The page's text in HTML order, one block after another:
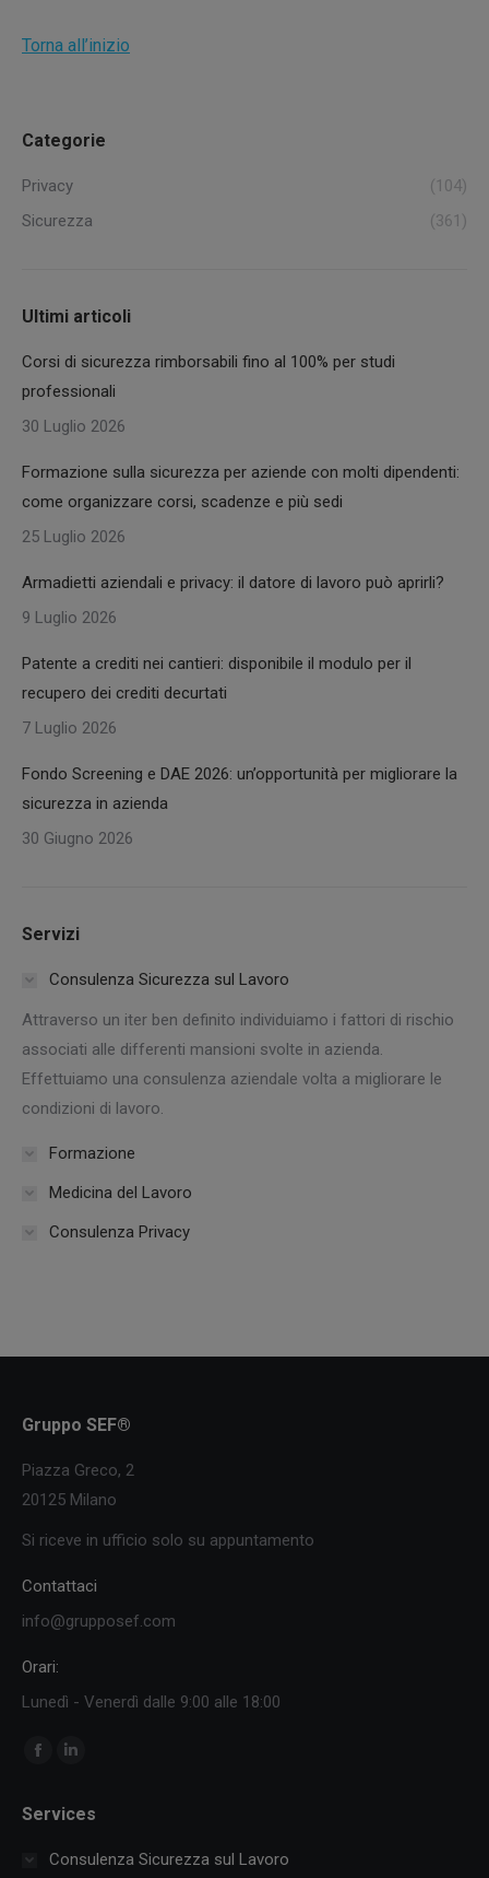
Torna all’inizio
Categorie
Privacy
(104)
Sicurezza
(361)
Ultimi articoli
Corsi di sicurezza rimborsabili fino al 100% per studi
professionali
30 Luglio 2026
Formazione sulla sicurezza per aziende con molti dipendenti:
come organizzare corsi, scadenze e più sedi
25 Luglio 2026
Armadietti aziendali e privacy: il datore di lavoro può aprirli?
9 Luglio 2026
Patente a crediti nei cantieri: disponibile il modulo per il
recupero dei crediti decurtati
7 Luglio 2026
Fondo Screening e DAE 2026: un’opportunità per migliorare la
sicurezza in azienda
30 Giugno 2026
Servizi
Consulenza Sicurezza sul Lavoro
Attraverso un iter ben definito individuiamo i fattori di rischio
associati alle differenti mansioni svolte in azienda.
Effettuiamo una consulenza aziendale volta a migliorare le
condizioni di lavoro.
Formazione
Medicina del Lavoro
Consulenza Privacy
Gruppo SEF®
Piazza Greco, 2
20125 Milano
Si riceve in ufficio solo su appuntamento
Contattaci
info@grupposef.com
Orari:
Lunedì - Venerdì dalle 9:00 alle 18:00
Ci puoi trovare su:
Facebook
opensopens
Services
Consulenza Sicurezza sul Lavoro